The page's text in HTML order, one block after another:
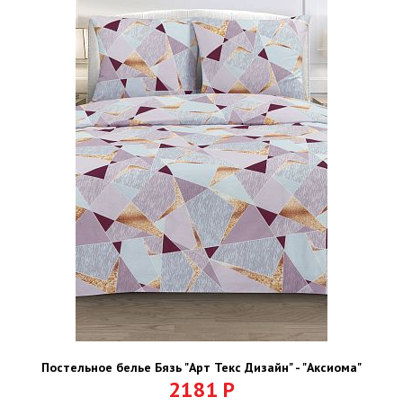
Постельное белье Бязь "Арт Текс Дизайн" - "Аксиома"
2181 Р